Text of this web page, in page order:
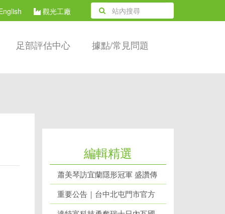
觀光工廠
足部評估中心 據點/常見問題
編輯精選
蕭美琴訪宜蘭隱形冠軍 盛讚傳
產成功轉型代表
重要公告｜台中北屯門市官方